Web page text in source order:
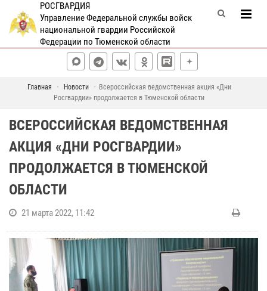
РОСГВАРДИЯ
Управление Федеральной службы войск
национальной гвардии Российской
Федерации по Тюменской области
Главная Новости
Всероссийская ведомственная акция «Дни
Росгвардии» продолжается в Тюменской области
ВСЕРОССИЙСКАЯ ВЕДОМСТВЕННАЯ
АКЦИЯ «ДНИ РОСГВАРДИИ»
ПРОДОЛЖАЕТСЯ В ТЮМЕНСКОЙ
ОБЛАСТИ
21 марта 2022, 11:42